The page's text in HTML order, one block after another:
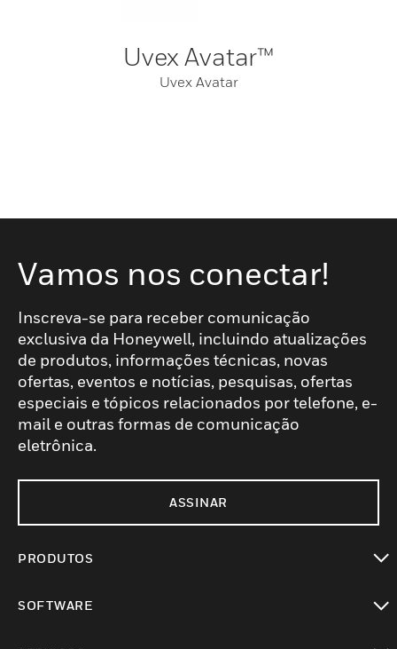
Uvex Avatar™
Uvex Avatar
Vamos nos conectar!
Inscreva-se para receber comunicação
exclusiva da Honeywell, incluindo atualizações
de produtos, informações técnicas, novas
ofertas, eventos e notícias, pesquisas, ofertas
especiais e tópicos relacionados por telefone, e-
mail e outras formas de comunicação
eletrônica.
ASSINAR
PRODUTOS
SOFTWARE